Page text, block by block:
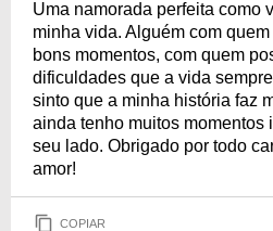
Uma namorada perfeita como
minha vida. Alguém com
bons momentos, com quem
dificuldades que a vida
sinto que a minha história faz
ainda tenho muitos momentos
seu lado. Obrigado por todo
amor!
COPIAR